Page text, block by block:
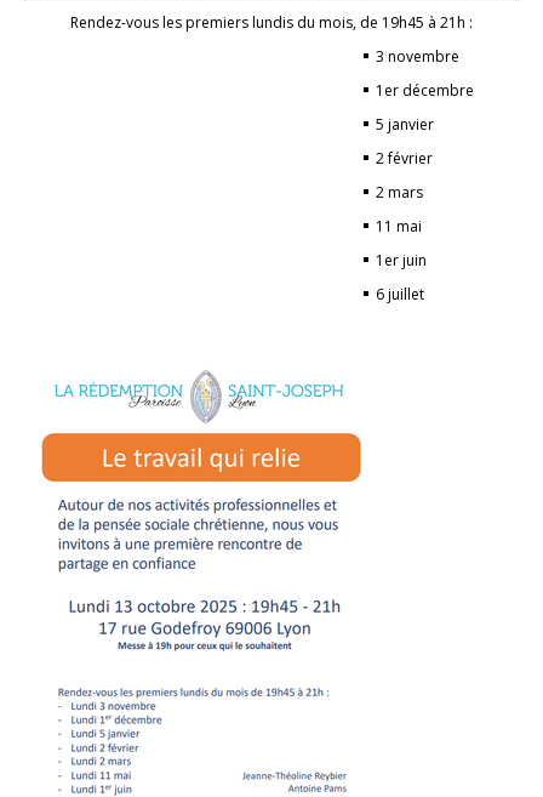
Rendez-vous les premiers lundis du mois, de 19h45 à 21h :
3 novembre
1er décembre
5 janvier
2 février
2 mars
11 mai
1er juin
6 juillet